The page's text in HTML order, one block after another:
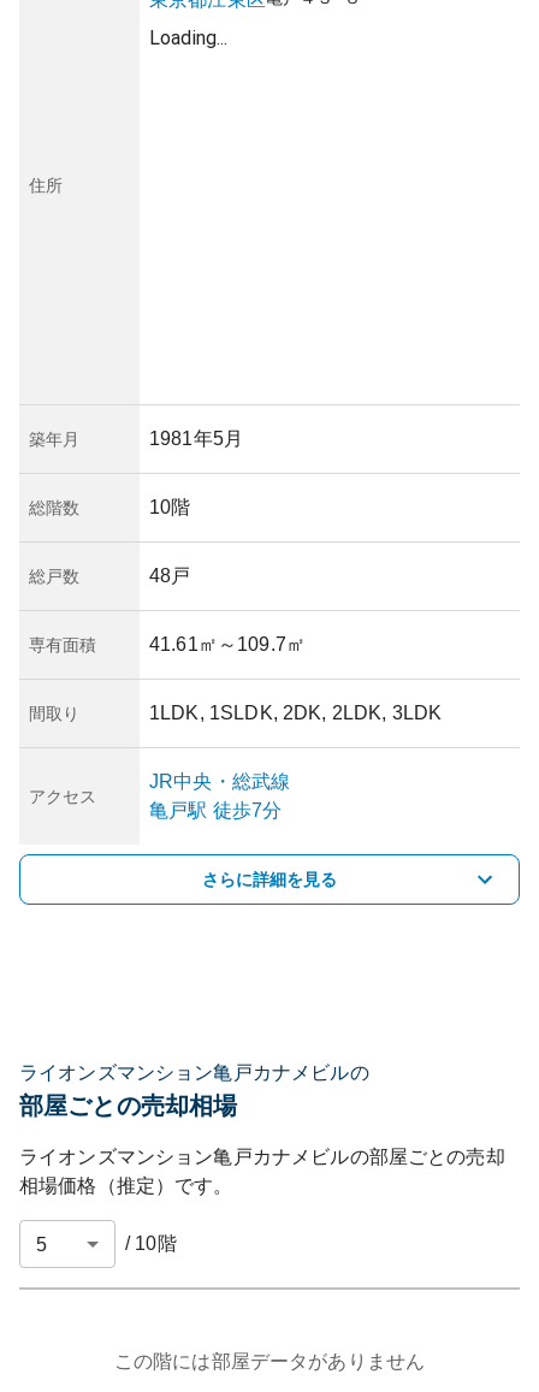
住所
Loading...
築年月 1981年5月
総階数 10階
総戸数 48戸
専有面積 41.61㎡ ～109.7㎡
間取り 1LDK, 1SLDK, 2DK, 2LDK, 3LDK
アクセス
JR中央・総武線
亀戸駅 徒歩7分
さらに詳細を見る
ライオンズマンション亀戸カナメビルの
部屋ごとの売却相場
ライオンズマンション亀戸カナメビルの部屋ごとの売却
相場価格（推定）です。
/ 10階
この階には部屋データがありません